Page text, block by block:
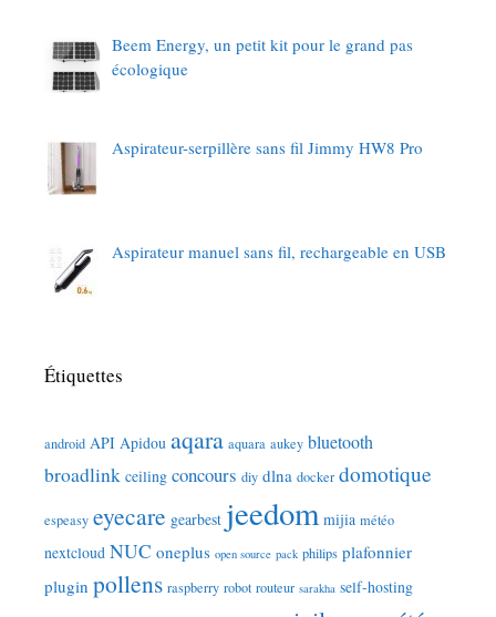
Beem Energy, un petit kit pour le grand pas
écologique
Aspirateur-serpillère sans fil Jimmy HW8 Pro
Aspirateur manuel sans fil, rechargeable en USB
Étiquettes
android API Apidou aqara aquara aukey bluetooth
broadlink ceiling concours diy dlna docker domotique
espeasy eyecare gearbest jeedom mijia météo
nextcloud NUC oneplus open source pack philips plafonnier
plugin pollens raspberry robot routeur sarakha self-hosting